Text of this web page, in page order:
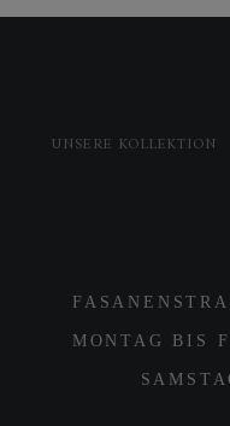
UNSERE KOLLEKTION
MONTAG BIS